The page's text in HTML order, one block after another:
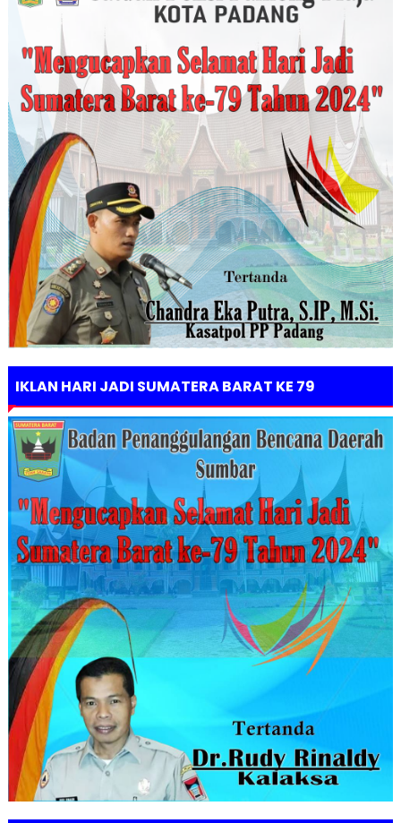
IKLAN HARI JADI SUMATERA BARAT KE 79